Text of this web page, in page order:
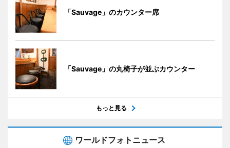
「Sauvage」のカウンター席
「Sauvage」の丸椅子が並ぶカウンター
もっと見る
ワールドフォトニュース